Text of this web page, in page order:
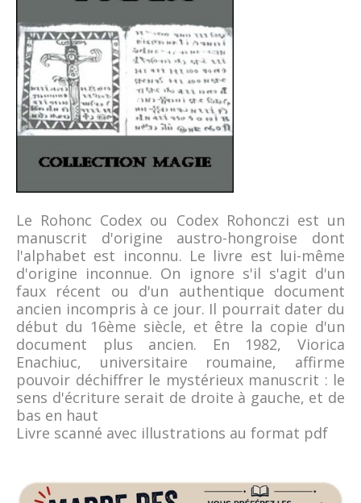
Le Rohonc Codex ou Codex Rohonczi est un
manuscrit d'origine austro-hongroise dont
l'alphabet est inconnu. Le livre est lui-même
d'origine inconnue. On ignore s'il s'agit d'un
faux récent ou d'un authentique document
ancien incompris à ce jour. Il pourrait dater du
début du 16ème siècle, et être la copie d'un
document plus ancien. En 1982, Viorica
Enachiuc, universitaire roumaine, affirme
pouvoir déchiffrer le mystérieux manuscrit : le
sens d'écriture serait de droite à gauche, et de
bas en haut
Livre scanné avec illustrations au format pdf